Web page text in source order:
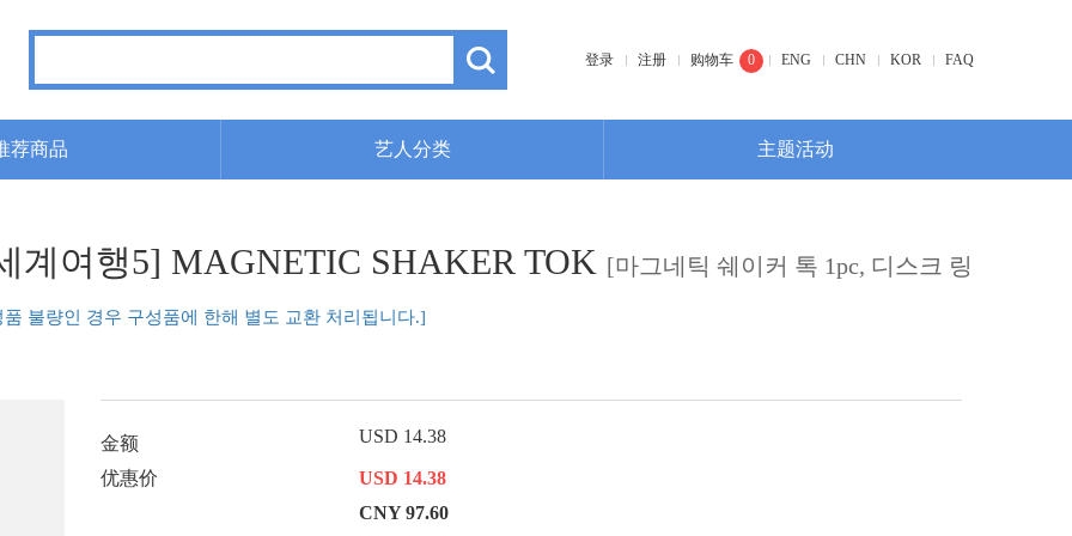
登录 注册 购物车 0 ENG CHN KOR FAQ
荐商品 艺人分类 主题活动
계여행5] MAGNETIC SHAKER TOK [마그네틱 쉐이커 톡 1pc, 디스크 링
불량인 경우 구성품에 한해 별도 교환 처리됩니다.]
金额 USD 14.38
优惠价
USD 14.38
CNY 97.60